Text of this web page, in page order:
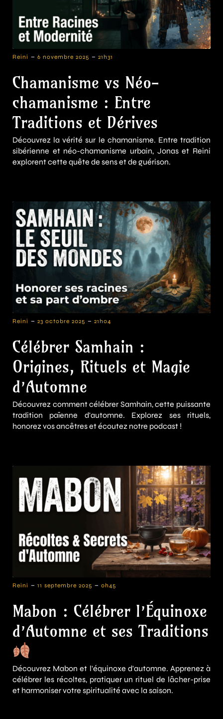
Reini - 6 novembre 2025 - 21h31
Chamanisme vs Néo-
chamanisme : Entre
Traditions et Dérives
Découvrez la vérité sur le chamanisme. Entre tradition
sibérienne et néo-chamanisme urbain, Jonas et Reini
explorent cette quête de sens et de guérison.
Reini - 23 octobre 2025 - 21h04
Célébrer Samhain :
Origines, Rituels et Magie
d’Automne
Découvrez comment célébrer Samhain, cette puissante
tradition païenne d'automne. Explorez ses rituels,
honorez vos ancêtres et écoutez notre podcast !
Reini - 11 septembre 2025 - 0h45
Mabon : Célébrer l’Équinoxe
d’Automne et ses Traditions
Découvrez Mabon et l'équinoxe d'automne. Apprenez à
célébrer les récoltes, pratiquer un rituel de lâcher-prise
et harmoniser votre spiritualité avec la saison.